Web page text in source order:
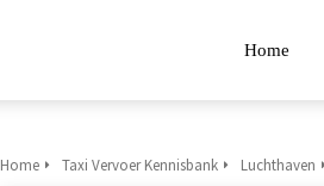
Home
Home Taxi Vervoer Kennisbank Luchthaven